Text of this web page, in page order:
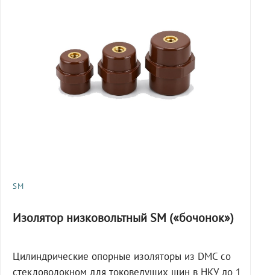
SM
Изолятор низковольтный SM («бочонок»)
Цилиндрические опорные изоляторы из DMC со
стекловолокном для токоведущих шин в НКУ до 1